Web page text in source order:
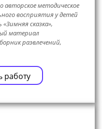
авторское методическое
восприятия у детей
сказка»,
материал
развлечений,
работу